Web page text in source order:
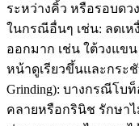
ระหว่างคิ้ว หรือรอบด
ในกรณีอื่นๆ เช่น: ลดเห
ออกมาก เช่น ใต้วงแข
หน้าดูเรียวขึ้นและกระ
Grinding): บางกรณีโบ
คลายหรือกรินิช รักษา